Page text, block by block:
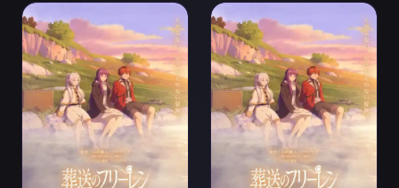
Ver Sousou no Frieren 2nd Season Episodio 5
Ver Sousou no Frieren 2nd